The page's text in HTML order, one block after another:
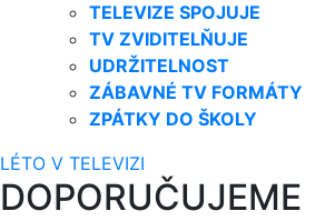
TELEVIZE SPOJUJE
TV ZVIDITELŇUJE
UDRŽITELNOST
ZÁBAVNÉ TV FORMÁTY
ZPÁTKY DO ŠKOLY
LÉTO V TELEVIZI
DOPORUČUJEME